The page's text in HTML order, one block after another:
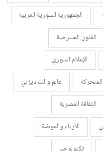
الجمهورية السورية العربية
الفنون المسرحية
الإعلام السوري
عالم والت ديزني
الثقافة المصرية
الأزياء والموضة